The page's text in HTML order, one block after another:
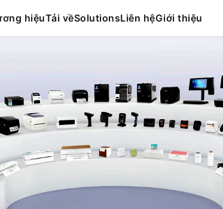
hiệuTải vềSolutionsLiên hệGiới thiệu